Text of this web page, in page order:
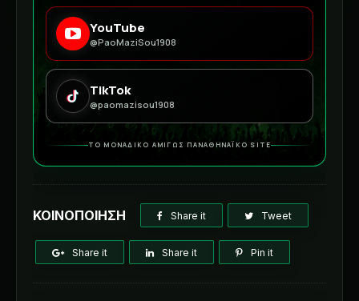
YouTube
@PaoMaziSou1908
TikTok
@paomazisou1908
ΤΟ ΜΟΝΑΔΙΚΟ ΑΜΙΓΩΣ ΠΑΝΑΘΗΝΑΪΚΟ SITE
ΚΟΙΝΟΠΟΙΗΣΗ Share it Tweet
Share it Share it Pin it